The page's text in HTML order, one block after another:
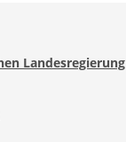
Landesregierung